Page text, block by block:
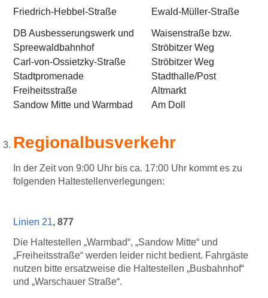
Friedrich-Hebbel-Straße Ewald-Müller-Straße
DB Ausbesserungswerk und
Spreewaldbahnhof
Waisenstraße bzw.
Ströbitzer Weg
Carl-von-Ossietzky-Straße
Ströbitzer Weg
Stadtpromenade
Stadthalle/Post
Freiheitsstraße
Altmarkt
Sandow Mitte und Warmbad
Am Doll
Regionalbusverkehr
In der Zeit von 9:00 Uhr bis ca. 17:00 Uhr kommt es zu
folgenden Haltestellenverlegungen:
Linien 21, 877
Die Haltestellen „Warmbad“, „Sandow Mitte“ und
„Freiheitsstraße“ werden leider nicht bedient. Fahrgäste
nutzen bitte ersatzweise die Haltestellen „Busbahnhof“
und „Warschauer Straße“.